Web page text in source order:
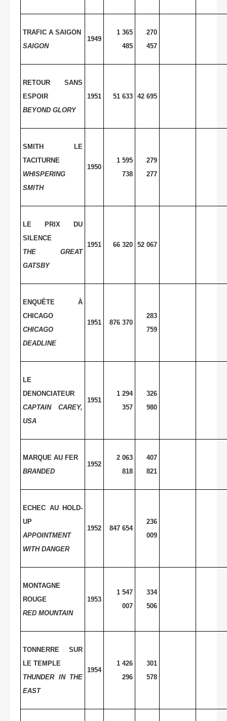
TRAFIC A SAIGON
SAIGON
1949
1 365
485
270
457
RETOUR SANS
ESPOIR
BEYOND GLORY
1951 51 633 42 695
SMITH LE
TACITURNE
WHISPERING
SMITH
1950
1 595
738
279
277
LE PRIX DU
SILENCE
THE GREAT
GATSBY
1951 66 320 52 067
ENQUÊTE À
CHICAGO
CHICAGO
DEADLINE
1951 876 370
283
759
LE
DENONCIATEUR
CAPTAIN CAREY,
USA
1951
1 294
357
326
980
MARQUE AU FER
BRANDED
1952
2 063
818
407
821
ECHEC AU HOLD-
UP
APPOINTMENT
WITH DANGER
1952 847 654
236
009
MONTAGNE
ROUGE
RED MOUNTAIN
1953
1 547
007
334
506
TONNERRE SUR
LE TEMPLE
THUNDERIN THE
EAST
1954
1 426
296
301
578